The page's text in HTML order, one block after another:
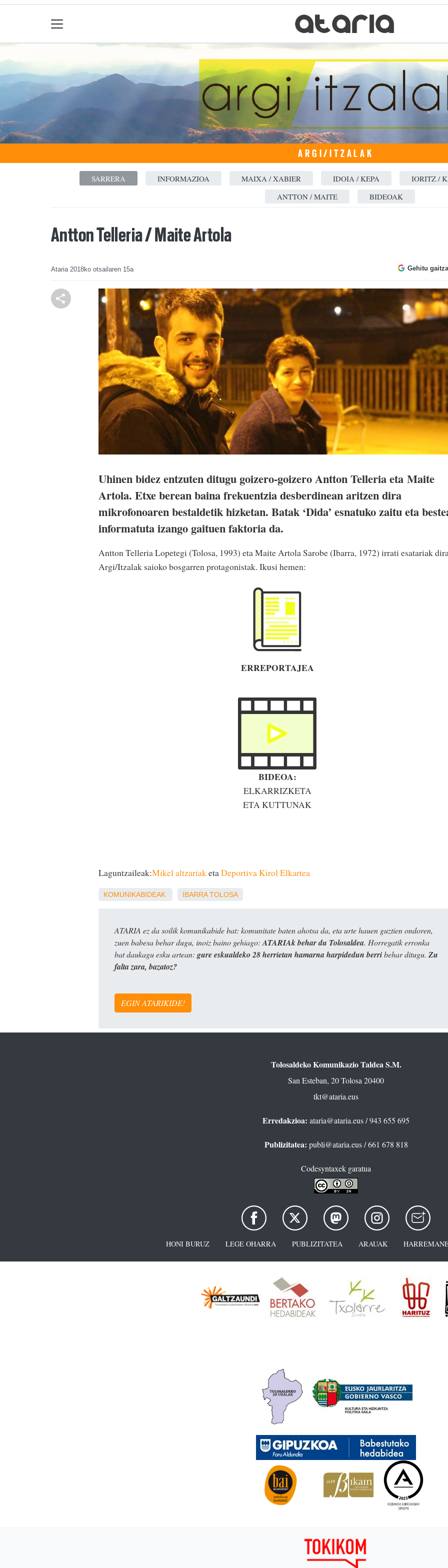
ARGI/ITZALAK
SARRERA INFORMAZIOA MAIXA / XABIER IDOIA / KEPA
IORITZ /
ANTTON / MAITE
BIDEOAK
Antton Telleria / Maite Artola
Ataria 2018ko otsailaren 15a Gehitu
Uhinen bidez entzuten ditugu goizero-goizero Antton Telleria eta Maite
Artola. Etxe berean baina frekuentzia desberdinean aritzen dira
mikrofonoaren bestaldetik hizketan. Batak ‘Dida’ esnatuko zaitu eta
informatuta izango gaituen faktoria da.
Antton Telleria Lopetegi (Tolosa, 1993) eta Maite Artola Sarobe (Ibarra, 1972) irrati esatariak
Argi/Itzalak saioko bosgarren protagonistak. Ikusi hemen:
ERREPORTAJEA
BIDEOA:
ELKARRIZKETA
ETA KUTTUNAK
Laguntzaileak:Mikel altzariaketaDeportiva Kirol Elkartea
KOMUNIKABIDEAK IBARRA TOLOSA
ATARIA ez da soilik komunikabide bat: komunitate baten ahotsa da, eta urte hauen guztien ondoren,
zuen babesa behar dugu, inoiz baino gehiago: ATARIAk behar du Tolosaldea. Horregatik erronka
bat daukagu esku artean: gure eskualdeko 28 herrietan hamarna harpidedun berribehar ditugu. Zu
falta zara, bazatoz?
EGIN ATARIKIDE!
Tolosaldeko Komunikazio Taldea S.M.
San Esteban, 20 Tolosa 20400
tkt@ataria.eus
Erredakzioa: ataria@ataria.eus/ 943 655 695
Publizitatea: publi@ataria.eus/ 661 678 818
Codesyntaxek garatua
HONI BURUZ LEGE OHARRA PUBLIZITATEA ARAUAK